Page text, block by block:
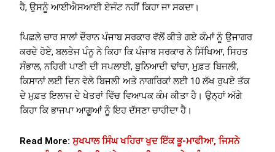
ਹੈ, ਉਸਨੂੰ ਆਈਐਸਆਈ ਏਜੰਟ ਨਹੀਂ ਕਿਹਾ ਜਾ ਸਕਦਾ।
ਪਿਛਲੇ ਚਾਰ ਸਾਲਾਂ ਦੌਰਾਨ ਪੰਜਾਬ ਸਰਕਾਰ ਵੱਲੋਂ ਕੀਤੇ ਗਏ ਕੰਮਾਂ ਨੂੰ ਉਜਾਗਰ
ਕਰਦੇ ਹੋਏ, ਬਲਤੇਜ ਪੰਨੂ ਨੇ ਕਿਹਾ ਕਿ ਪੰਜਾਬ ਸਰਕਾਰ ਨੇ ਸਿੱਖਿਆ, ਸਿਹਤ
ਸੰਭਾਲ, ਨਹਿਰੀ ਪਾਣੀ ਦੀ ਸਪਲਾਈ, ਬੁਨਿਆਦੀ ਢਾਂਚਾ, ਮੁਫ਼ਤ ਬਿਜਲੀ,
ਕਿਸਾਨਾਂ ਲਈ ਦਿਨ ਵੇਲੇ ਬਿਜਲੀ ਅਤੇ ਨਾਗਰਿਕਾਂ ਲਈ 10 ਲੱਖ ਰੁਪਏ ਤੱਕ
ਦੇ ਮੁਫ਼ਤ ਇਲਾਜ ਦੇ ਖੇਤਰਾਂ ਵਿੱਚ ਵਿਆਪਕ ਕੰਮ ਕੀਤਾ ਹੈ। ਉਨ੍ਹਾਂ ਅੱਗੇ
ਕਿਹਾ ਕਿ ਭਾਜਪਾ ਆਗੂਆਂ ਨੂੰ ਇਹ ਦੱਸਣਾ ਚਾਹੀਦਾ ਹੈ।
Read More:ਸੁਖਪਾਲ ਸਿੰਘ ਖਹਿਰਾ ਖੁਦ ਇੱਕ ਭੂ-ਮਾਫੀਆ, ਜਿਸਨੇ